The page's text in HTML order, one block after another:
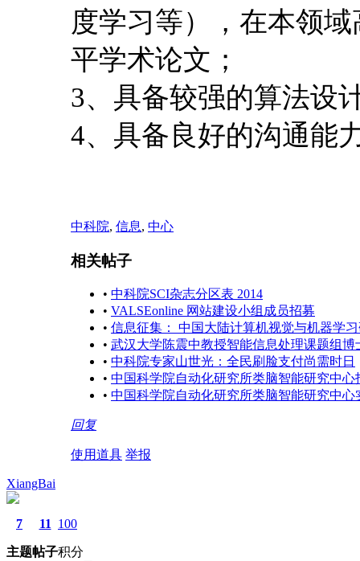
度学习等），在本领
平学术论文；
3、具备较强的算法设
4、具备良好的沟通能
中科院, 信息, 中心
相关帖子
• 中科院SCI杂志分区表 2014
• VALSEonline 网站建设小组成员招募
• 信息征集： 中国大陆计算机视觉与机器学
• 武汉大学陈震中教授智能信息处理课题组博
• 中科院专家山世光：全民刷脸支付尚需时日
• 中国科学院自动化研究所类脑智能研究中心
• 中国科学院自动化研究所类脑智能研究中心
回复
使用道具 举报
XiangBai
7
主题
11
帖子
100
积分